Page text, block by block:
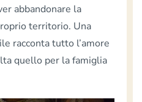
abbandonare la
territorio. Una
racconta tutto l’amore
quello per la famiglia